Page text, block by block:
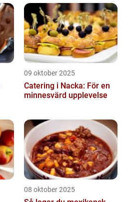
09 oktober 2025
Catering i Nacka: För en
minnesvärd upplevelse
08 oktober 2025